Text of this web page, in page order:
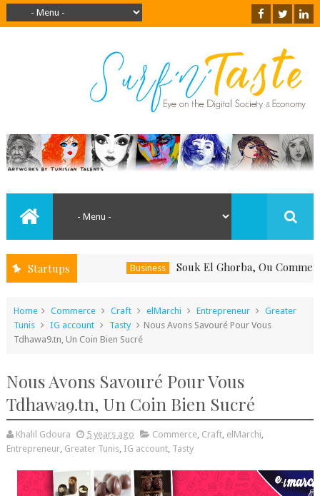
Startups Business Souk El Ghorba, Ou Comment
Home Commerce Craft elMarchi Entrepreneur
Greater
Tunis
IG account Tasty
Nous Avons Savouré Pour Vous
Tdhawa9.tn, Un Coin Bien Sucré
Nous Avons Savouré Pour Vous
Tdhawa9.tn, Un Coin Bien Sucré
Khalil Gdoura 5 years ago Commerce, Craft, elMarchi,
Entrepreneur, Greater Tunis, IG account, Tasty